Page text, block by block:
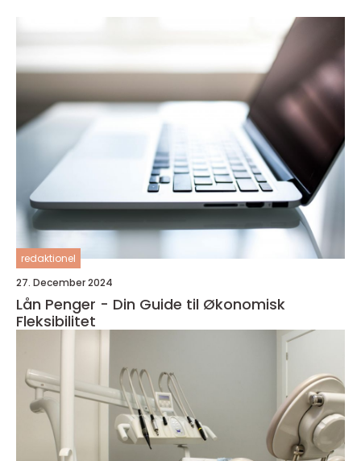
redaktionel
27. December 2024
Lån Penger - Din Guide til Økonomisk
Fleksibilitet